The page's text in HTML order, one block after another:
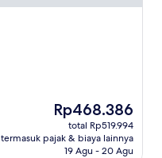
Harga
sekarang
Rp468.386
Rp468.386
total Rp519.994
termasuk pajak & biaya lainnya
19 Agu - 20 Agu